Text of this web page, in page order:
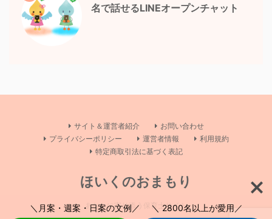
名で話せるLINEオープンチャット
サイト＆運営者紹介
お問い合わせ
プライバシーポリシー
運営者情報
利用規約
特定商取引法に基づく表記
ほいくのおまもり
あなたに寄り添う保育士サイト
＼月案・週案・日案の文例／ ＼ 2800名以上が愛用／